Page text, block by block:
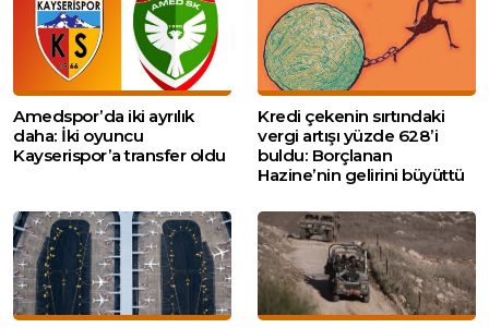
Amedspor’da iki ayrılık
daha: İki oyuncu
Kayserispor’a transfer oldu
Kredi çekenin sırtındaki
vergi artışı yüzde 628’i
buldu: Borçlanan
Hazine’nin gelirini büyüttü